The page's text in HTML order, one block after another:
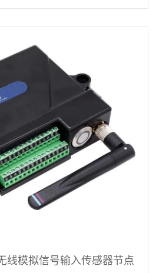
线模拟信号输入传感器节点